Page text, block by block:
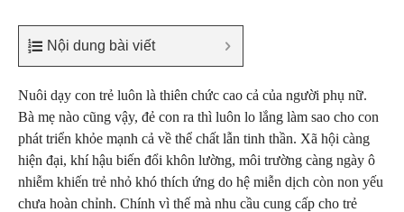
Nội dung bài viết
Nuôi dạy con trẻ luôn là thiên chức cao cả của người phụ nữ.
Bà mẹ nào cũng vậy, đẻ con ra thì luôn lo lắng làm sao cho con
phát triển khỏe mạnh cả về thể chất lẫn tinh thần. Xã hội càng
hiện đại, khí hậu biến đổi khôn lường, môi trường càng ngày ô
nhiễm khiến trẻ nhỏ khó thích ứng do hệ miễn dịch còn non yếu
chưa hoàn chỉnh. Chính vì thế mà nhu cầu cung cấp cho trẻ